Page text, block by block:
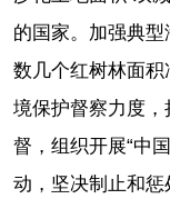
的国家。加强典
数几个红树林面
境保护督察力度，
督，组织开展“中
动，坚决制止和